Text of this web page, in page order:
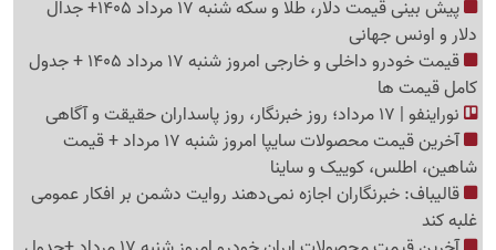
پیش ‌بینی قیمت دلار، طلا و سکه شنبه 17 مرداد 1405+ جدال
دلار و اونس جهانی
قیمت خودرو داخلی و خارجی امروز شنبه 17 مرداد 1405 + جدول
کامل قیمت ها
نوراینفو | 17 مرداد؛ روز خبرنگار، روز پاسداران حقیقت و آگاهی
آخرین قیمت محصولات سایپا امروز شنبه 17 مرداد + قیمت
شاهین، اطلس، کوییک و ساینا
قالیباف: خبرنگاران اجازه نمی‌دهند روایت دشمن بر افکار عمومی
غلبه کند